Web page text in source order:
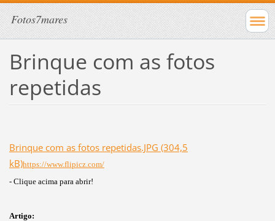
Fotos7mares
Brinque com as fotos
repetidas
Brinque com as fotos repetidas.JPG (304,5
kB)https://www.flipicz.com/
- Clique acima para abrir!
Artigo: